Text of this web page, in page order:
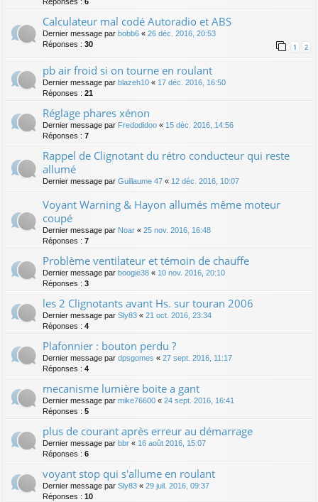
Calculateur mal codé Autoradio et ABS
Dernier message par bobb6 « 26 déc. 2016, 20:53
Réponses : 30 1 2
pb air froid si on tourne en roulant
Dernier message par blazeh10 « 17 déc. 2016, 16:50
Réponses : 21
Réglage phares xénon
Dernier message par Fredodidoo « 15 déc. 2016, 14:56
Réponses : 7
Rappel de Clignotant du rétro conducteur qui reste
allumé
Dernier message par Guillaume 47 « 12 déc. 2016, 10:07
Voyant Warning & Hayon allumés même moteur
coupé
Dernier message par Noar « 25 nov. 2016, 16:48
Réponses : 7
Problème ventilateur et témoin de chauffe
Dernier message par boogie38 « 10 nov. 2016, 20:10
Réponses : 3
les 2 Clignotants avant Hs. sur touran 2006
Dernier message par Sly83 « 21 oct. 2016, 23:34
Réponses : 4
Plafonnier : bouton perdu ?
Dernier message par dpsgomes « 27 sept. 2016, 11:17
Réponses : 4
mecanisme lumière boite a gant
Dernier message par mike76600 « 24 sept. 2016, 16:41
Réponses : 5
plus de courant après erreur au démarrage
Dernier message par bbr « 16 août 2016, 15:07
Réponses : 6
voyant stop qui s'allume en roulant
Dernier message par Sly83 « 29 juil. 2016, 09:37
Réponses : 10